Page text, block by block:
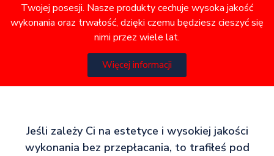
Twojej posesji. Nasze produkty cechuje wysoka jakość
wykonania oraz trwałość, dzięki czemu będziesz cieszyć się
nimi przez wiele lat.
Więcej informacji
Jeśli zależy Ci na estetyce i wysokiej jakości
wykonania bez przepłacania, to trafiłeś pod